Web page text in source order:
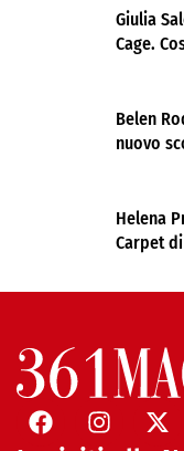
Giulia
Cage.
Belen
nuovo
Helena
Carpet